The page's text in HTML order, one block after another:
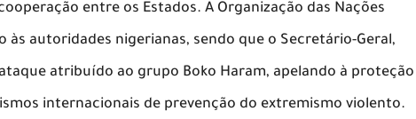
entre os Estados. A Organização das Nações
autoridades nigerianas, sendo que o Secretário-Geral,
atribuído ao grupo Boko Haram, apelando à proteção
internacionais de prevenção do extremismo violento.